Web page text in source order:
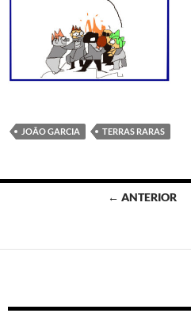
JOÃO GARCIA TERRAS RARAS
posts
← ANTERIOR